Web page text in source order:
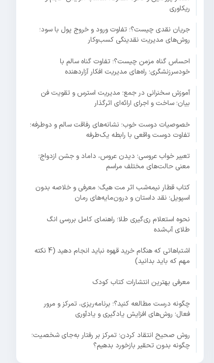
ریکاوری
جریان نقدی چیست؟؛ تفاوت ورود و خروج پول با سود؛
روش‌های مدیریت نقدینگی کسب‌وکار
احساس گناه مزمن چیست؟؛ تفاوت گناه سالم با
خودسرزنشگری؛ راه‌های مدیریت افکار آزاردهنده
آموزش سخنرانی در جمع؛ مدیریت استرس و تقویت فن
بیان؛ ساخت و اجرای ارائه‌ای اثرگذار
خصوصیات دوست خوب؛ نشانه‌های رفاقت سالم و دوطرفه؛
تفاوت دوست واقعی با رابطه یک‌طرفه
تعبیر خواب عروسی؛ دیدن عروس، داماد و جشن ازدواج؛
معنی حالت‌های مختلف مراسم
کتاب قطار نیمه‌شب اثر مت هیگ؛ معرفی و خلاصه بدون
اسپویل؛ نقد داستان و درون‌مایه‌های رمان
نحوه استعلام ری‌گیری طلا؛ راهنمای کامل بررسی انگ
طلای آب‌شده
اشتباهاتی که هنگام خرید قهوه نباید انجام دهید (4 نکته
مهم که باید بدانید)
معرفی بهترین انتشارات کتاب کودک
چگونه درست مطالعه کنید؟؛ برنامه‌ریزی، تمرکز و مرور
فعال؛ روش‌های افزایش یادگیری و یادآوری
روش صحیح انتقاد کردن؛ تمرکز بر رفتار به‌جای شخصیت؛
چگونه بدون تحقیر بازخورد بدهیم؟